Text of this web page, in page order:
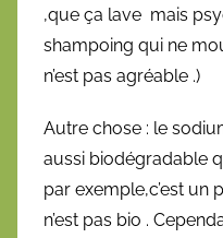
,que ça lave mais
shampoing qui ne
n’est pas agréable .)
Autre chose : le
aussi biodégradable
par exemple,c’est un
n’est pas bio .